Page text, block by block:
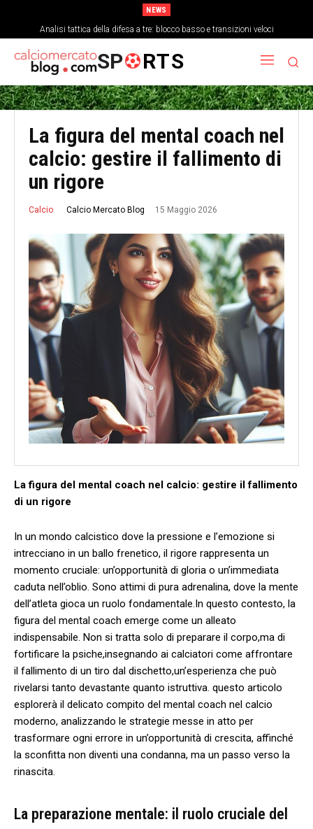
NEWS
Analisi tattica della difesa a tre: blocco basso e transizioni veloci
Come la stanchezza mentale influisce sulla precisione dei passaggi a fine
partita
SP RTS
La figura del mental coach nel
calcio: gestire il fallimento di
un rigore
Calcio Calcio Mercato Blog 15 Maggio 2026
La figura del mental coach ​nel ⁣calcio: gestire il fallimento
di un rigore
In un mondo ⁢calcistico dove la pressione e l’emozione si
intrecciano in ⁢un ballo frenetico, il rigore rappresenta un
momento cruciale: ‌un’opportunità di‍ gloria ‍o un’immediata
caduta nell’oblio. Sono attimi di pura adrenalina, dove la mente
dell’atleta‍ gioca ​un‌ ruolo fondamentale.In questo contesto, la⁣
figura ‍del mental coach emerge come un alleato
indispensabile. Non si⁢ tratta solo di preparare il corpo,ma di‌
fortificare la psiche,insegnando​ ai calciatori come affrontare
il fallimento ⁤di un tiro dal dischetto,un’esperienza che può​
rivelarsi tanto devastante quanto istruttiva. questo articolo
esplorerà il delicato⁣ compito del mental coach nel calcio
moderno, analizzando le strategie messe⁣ in ⁤atto per
trasformare ogni errore in ⁤un’opportunità ⁣di crescita,‍ affinché
‌la​ sconfitta non‌ diventi ⁢una condanna, ma un passo verso la
rinascita.
La ⁣preparazione mentale: il ruolo cruciale del